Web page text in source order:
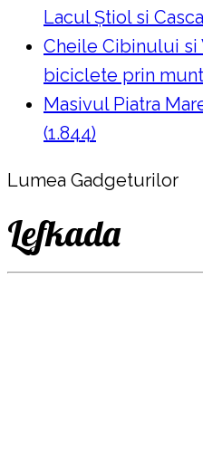
Lacul Ştiol si
Cheile Cibinului si
biciclete prin
Masivul Piatra
(1.844)
Lumea Gadgeturilor
Lefkada